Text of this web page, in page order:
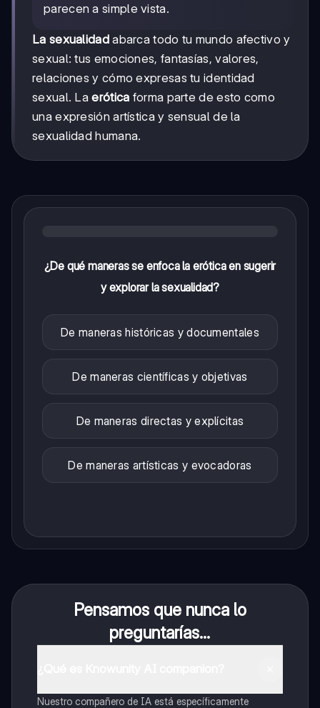
parecen a simple vista.
La sexualidadabarca todo tu mundo afectivo y
sexual: tus emociones, fantasías, valores,
relaciones y cómo expresas tu identidad
sexual. Laerótica forma parte de esto como
una expresión artística y sensual de la
sexualidad humana.
¿De qué maneras se enfoca la erótica en sugerir
y explorar la sexualidad?
De maneras históricas y documentales
De maneras científicas y objetivas
De maneras directas y explícitas
De maneras artísticas y evocadoras
Pensamos que nunca lo
preguntarías...
Nuestro compañero de IA está específicamente